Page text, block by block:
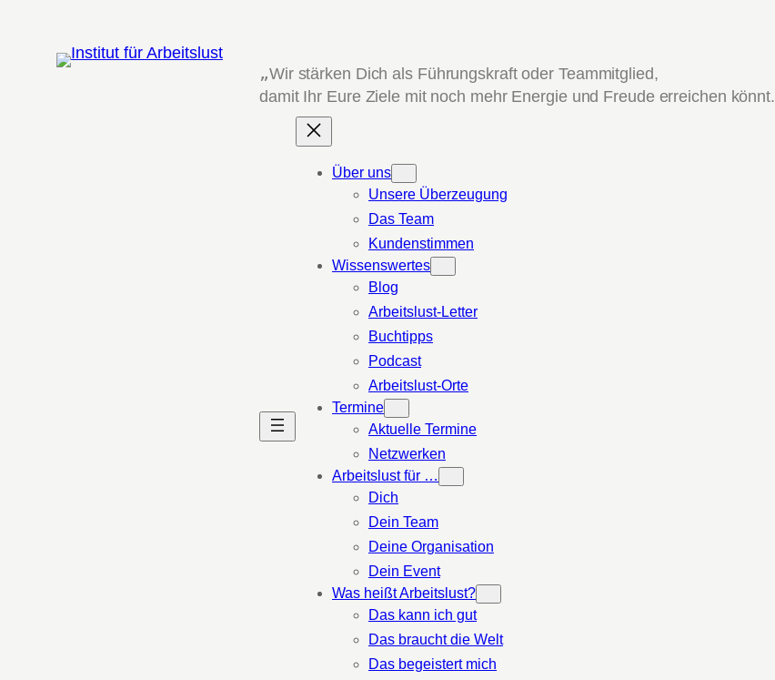
springen
„Wir stärken Dich als Führungskraft oder Teammitglied,
damit Ihr Eure Ziele mit noch mehr Energie und Freude erreichen könnt.
Über uns
Unsere Überzeugung
Das Team
Kundenstimmen
Wissenswertes
Blog
Arbeitslust-Letter
Buchtipps
Podcast
Arbeitslust-Orte
Termine
Aktuelle Termine
Netzwerken
Arbeitslust für …
Dich
Dein Team
Deine Organisation
Dein Event
Was heißt Arbeitslust?
Das kann ich gut
Das braucht die Welt
Das begeistert mich